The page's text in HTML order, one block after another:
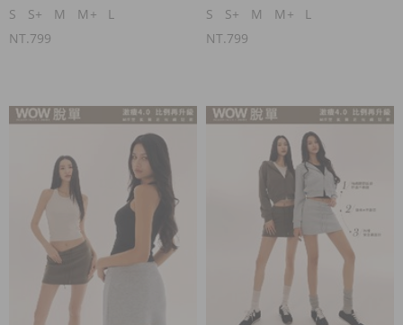
S
S+ M M+
L
NT.799
S
S+ M M+
L
NT.799